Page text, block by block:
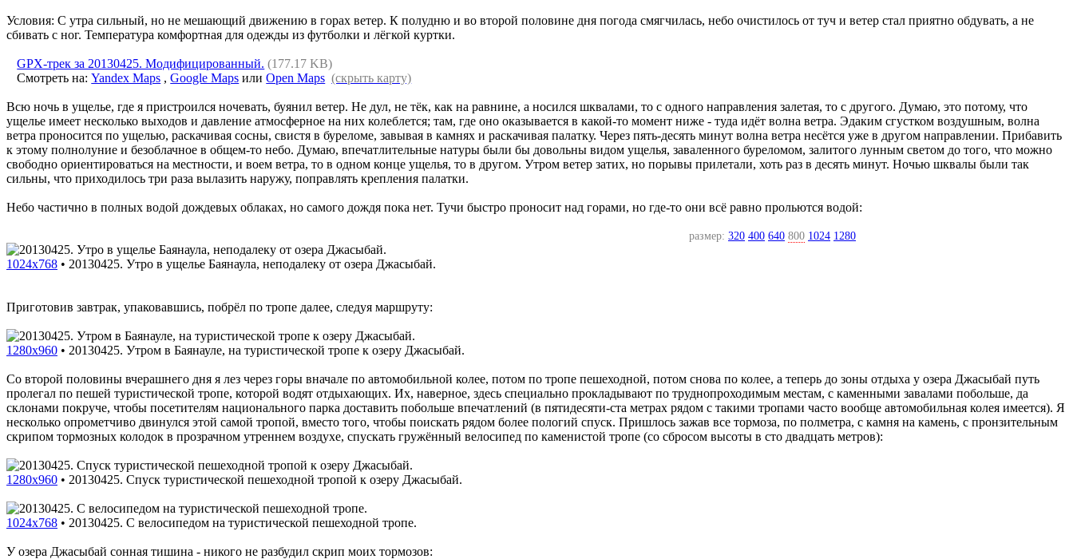
Условия: С утра сильный, но не мешающий движению в горах ветер. К полудню и во второй половине дня погода смягчилась, небо очистилось от туч и ветер стал приятно обдувать, а не
сбивать с ног. Температура комфортная для одежды из футболки и лёгкой куртки.
GPX-трек за 20130425. Модифицированный. (177.17 KB)
Смотреть на:Yandex Maps ,Google Maps илиOpen Maps (скрыть карту)
Всю ночь в ущелье, где я пристроился ночевать, буянил ветер. Не дул, не тёк, как на равнине, а носился шквалами, то с одного направления залетая, то с другого. Думаю, это потому, что
ущелье имеет несколько выходов и давление атмосферное на них колеблется; там, где оно оказывается в какой-то момент ниже - туда идёт волна ветра. Эдаким сгустком воздушным, волна
ветра проносится по ущелью, раскачивая сосны, свистя в буреломе, завывая в камнях и раскачивая палатку. Через пять-десять минут волна ветра несётся уже в другом направлении. Прибавить
к этому полнолуние и безоблачное в общем-то небо. Думаю, впечатлительные натуры были бы довольны видом ущелья, заваленного буреломом, залитого лунным светом до того, что можно
свободно ориентироваться на местности, и воем ветра, то в одном конце ущелья, то в другом. Утром ветер затих, но порывы прилетали, хоть раз в десять минут. Ночью шквалы были так
сильны, что приходилось три раза вылазить наружу, поправлять крепления палатки.
Небо частично в полных водой дождевых облаках, но самого дождя пока нет. Тучи быстро проносит над горами, но где-то они всё равно прольются водой:
размер: 320 400 640 800 1024 1280
1024x768 • 20130425. Утро в ущелье Баянаула, неподалеку от озера Джасыбай.
Приготовив завтрак, упаковавшись, побрёл по тропе далее, следуя маршруту:
1280x960 • 20130425. Утром в Баянауле, на туристической тропе к озеру Джасыбай.
Со второй половины вчерашнего дня я лез через горы вначале по автомобильной колее, потом по тропе пешеходной, потом снова по колее, а теперь до зоны отдыха у озера Джасыбай путь
пролегал по пешей туристической тропе, которой водят отдыхающих. Их, наверное, здесь специально прокладывают по труднопроходимым местам, с каменными завалами побольше, да
склонами покруче, чтобы посетителям национального парка доставить побольше впечатлений (в пятидесяти-ста метрах рядом с такими тропами часто вообще автомобильная колея имеется). Я
несколько опрометчиво двинулся этой самой тропой, вместо того, чтобы поискать рядом более пологий спуск. Пришлось зажав все тормоза, по полметра, с камня на камень, с пронзительным
скрипом тормозных колодок в прозрачном утреннем воздухе, спускать гружённый велосипед по каменистой тропе (со сбросом высоты в сто двадцать метров):
1280x960 • 20130425. Спуск туристической пешеходной тропой к озеру Джасыбай.
1024x768 • 20130425. С велосипедом на туристической пешеходной тропе.
У озера Джасыбай сонная тишина - никого не разбудил скрип моих тормозов: